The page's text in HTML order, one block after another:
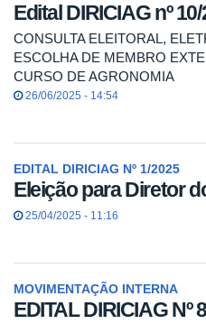
Edital DIRICIAG nº
CONSULTA ELEITORAL,
ESCOLHA DE MEMBRO
CURSO DE AGRONOMIA
26/06/2025 - 14:54
EDITAL DIRICIAG Nº 1/2025
Eleição para Diretor
25/04/2025 - 11:16
MOVIMENTAÇÃO INTERNA
EDITAL DIRICIAG Nº